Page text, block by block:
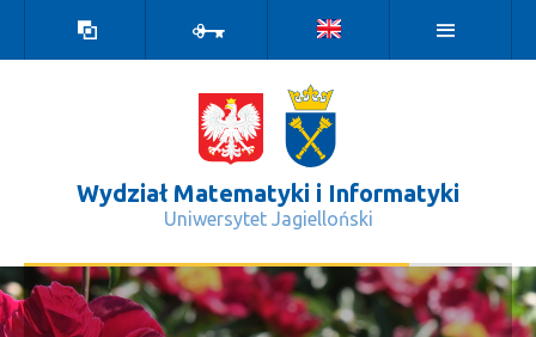
kontrastowa
Wydział Matematyki i Informatyki
Uniwersytet Jagielloński
Aktualności - Wydział Matematyki